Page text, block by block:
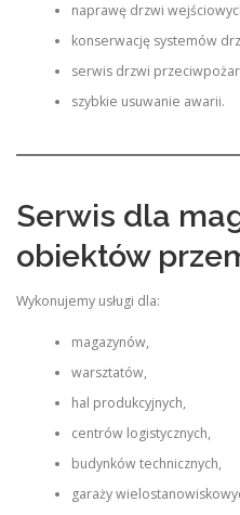
naprawę drzwi
konserwację systemów
serwis drzwi
szybkie usuwanie awarii.
Serwis dla
obiektów
Wykonujemy usługi dla:
magazynów,
warsztatów,
hal produkcyjnych,
centrów logistycznych,
budynków technicznych,
garaży